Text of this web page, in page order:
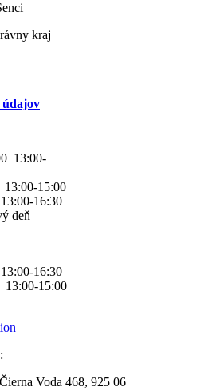
kraj
údajov
13:00-
15:00
16:30
deň
16:30
13:00-15:00
Voda 468, 925 06